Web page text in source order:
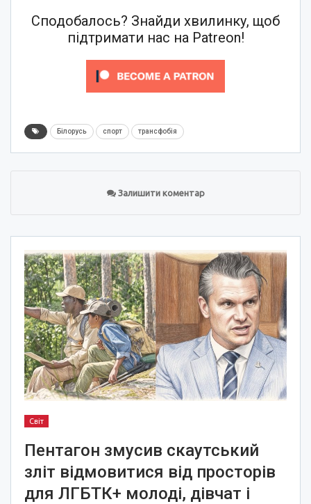
Сподобалось? Знайди хвилинку, щоб
підтримати нас на Patreon!
Білорусь спорт трансфобія
Залишити коментар
Світ
Пентагон змусив скаутський
зліт відмовитися від просторів
для ЛГБТК+ молоді, дівчат і